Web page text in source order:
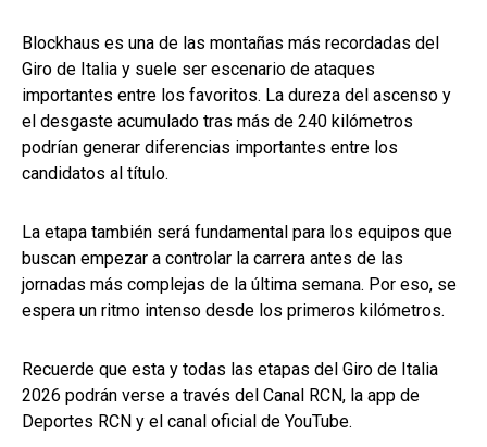
Blockhaus es una de las montañas más recordadas del
Giro de Italia y suele ser escenario de ataques
importantes entre los favoritos. La dureza del ascenso y
el desgaste acumulado tras más de 240 kilómetros
podrían generar diferencias importantes entre los
candidatos al título.
La etapa también será fundamental para los equipos que
buscan empezar a controlar la carrera antes de las
jornadas más complejas de la última semana. Por eso, se
espera un ritmo intenso desde los primeros kilómetros.
Recuerde que esta y todas las etapas del Giro de Italia
2026 podrán verse a través del Canal RCN, la app de
Deportes RCN y el canal oficial de YouTube.